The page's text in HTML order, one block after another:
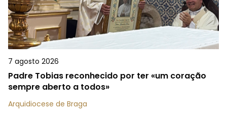
7 agosto 2026
Padre Tobias reconhecido por ter «um coração
sempre aberto a todos»
Arquidiocese de Braga